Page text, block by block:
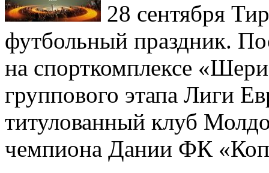
28 сентября
футбольный праздник.
на спорткомплексе
группового этапа Лиги
титулованный клуб
чемпиона Дании ФК